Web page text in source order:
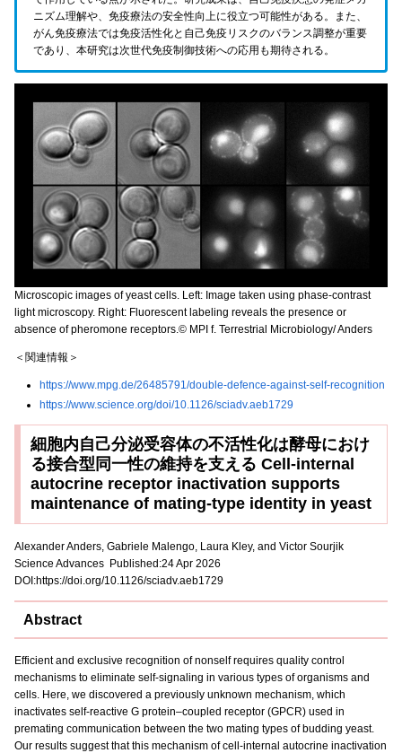
ニズム理解や、免疫療法の安全性向上に役立つ可能性がある。また、
がん免疫療法では免疫活性化と自己免疫リスクのバランス調整が重要
であり、本研究は次世代免疫制御技術への応用も期待される。
Microscopic images of yeast cells. Left: Image taken using phase-contrast
light microscopy. Right: Fluorescent labeling reveals the presence or
absence of pheromone receptors.© MPI f. Terrestrial Microbiology/ Anders
＜関連情報＞
https://www.mpg.de/26485791/double-defence-against-self-recognition
https://www.science.org/doi/10.1126/sciadv.aeb1729
細胞内自己分泌受容体の不活性化は酵母におけ
る接合型同一性の維持を支える Cell-internal
autocrine receptor inactivation supports
maintenance of mating-type identity in yeast
Alexander Anders, Gabriele Malengo, Laura Kley, and Victor Sourjik
Science Advances Published:24 Apr 2026
DOI:https://doi.org/10.1126/sciadv.aeb1729
Abstract
Efficient and exclusive recognition of nonself requires quality control
mechanisms to eliminate self-signaling in various types of organisms and
cells. Here, we discovered a previously unknown mechanism, which
inactivates self-reactive G protein–coupled receptor (GPCR) used in
premating communication between the two mating types of budding yeast.
Our results suggest that this mechanism of cell-internal autocrine inactivation